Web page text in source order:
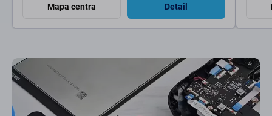
Mapa centra Detail